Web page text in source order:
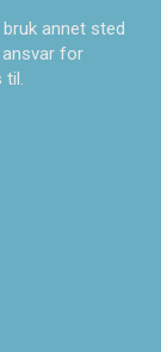
annet sted
ansvar for
til.